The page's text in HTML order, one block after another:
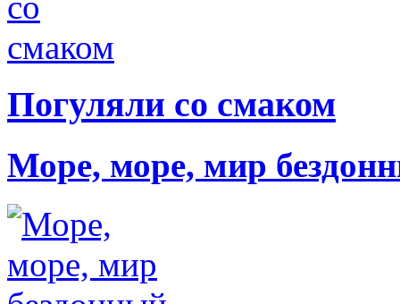
Погуляли со смаком
Море, море, мир